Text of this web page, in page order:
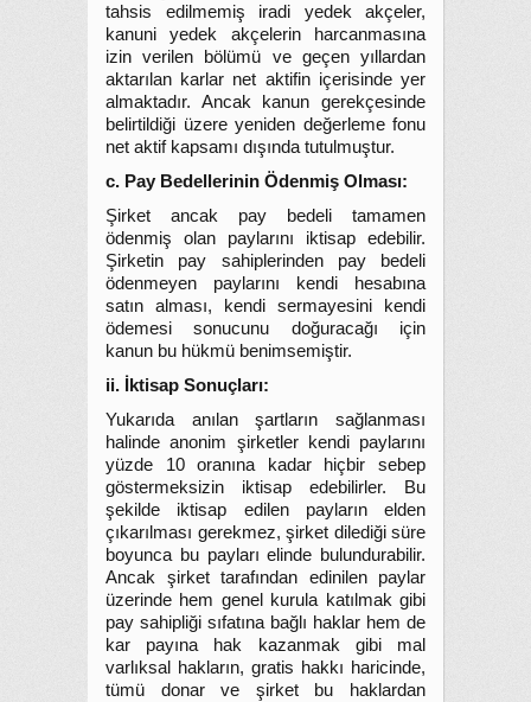
tahsis edilmemiş iradi yedek akçeler,
kanuni yedek akçelerin harcanmasına
izin verilen bölümü ve geçen yıllardan
aktarılan karlar net aktifin içerisinde yer
almaktadır. Ancak kanun gerekçesinde
belirtildiği üzere yeniden değerleme fonu
net aktif kapsamı dışında tutulmuştur.
c. Pay Bedellerinin Ödenmiş Olması:
Şirket ancak pay bedeli tamamen
ödenmiş olan paylarını iktisap edebilir.
Şirketin pay sahiplerinden pay bedeli
ödenmeyen paylarını kendi hesabına
satın alması, kendi sermayesini kendi
ödemesi sonucunu doğuracağı için
kanun bu hükmü benimsemiştir.
ii. İktisap Sonuçları:
Yukarıda anılan şartların sağlanması
halinde anonim şirketler kendi paylarını
yüzde 10 oranına kadar hiçbir sebep
göstermeksizin iktisap edebilirler. Bu
şekilde iktisap edilen payların elden
çıkarılması gerekmez, şirket dilediği süre
boyunca bu payları elinde bulundurabilir.
Ancak şirket tarafından edinilen paylar
üzerinde hem genel kurula katılmak gibi
pay sahipliği sıfatına bağlı haklar hem de
kar payına hak kazanmak gibi mal
varlıksal hakların, gratis hakkı haricinde,
tümü donar ve şirket bu haklardan